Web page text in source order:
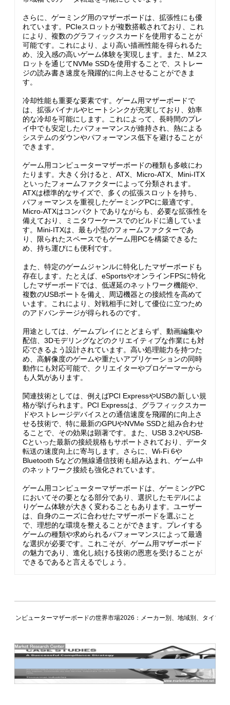
さらに、ゲーミング用のマザーボードは、拡張性にも優
れています。PCIeスロットが複数搭載されており、これ
により、複数のグラフィックスカードを使用することが
可能です。これにより、より高い描画性能を得られるた
め、没入感の高いゲーム体験を実現します。また、M.2ス
ロットを通じてNVMe SSDを使用することで、ストレー
ジの読み書き速度を飛躍的に向上させることができま
す。
冷却性能も重要な要素です。ゲーム用マザーボードで
は、拡張バイナルやヒートシンクが充実しており、効率
的な冷却を可能にします。これによって、長時間のプレ
イ中でも安定したパフォーマンスが維持され、熱による
システムのダウンやパフォーマンス低下を避けることが
できます。
ゲーム用コンピューターマザーボードの種類も多岐にわ
たります。大きく分けると、ATX、Micro-ATX、Mini-ITX
といったフォームファクターによって分類されます。
ATXは標準的なサイズで、多くの拡張スロットを持ち、
パフォーマンスを重視したゲーミングPCに最適です。
Micro-ATXはコンパクトでありながらも、必要な拡張性を
備えており、ミニタワーケースでのビルドに適していま
す。Mini-ITXは、最も小型のフォームファクターであ
り、限られたスペースでもゲーム用PCを構築できるた
め、持ち運びにも便利です。
また、特定のゲームジャンルに特化したマザーボードも
存在します。たとえば、eSportsやオンラインFPSに特化
したマザーボードでは、低遅延のネットワーク機能や、
複数のUSBポートを備え、周辺機器との接続性を高めて
います。これにより、対戦相手に対して優位に立つため
のアドバンテージが得られるのです。
用途としては、ゲームプレイにとどまらず、動画編集や
配信、3Dモデリングなどのクリエイティブな作業にも対
応できるよう設計されています。高い処理能力を持つた
め、高解像度のゲームや重たいアプリケーションの同時
動作にも対応可能で、クリエイターやプロゲーマーから
も人気があります。
関連技術としては、例えばPCI ExpressやUSBの新しい規
格が挙げられます。PCI Expressは、グラフィックスカー
ドやストレージデバイスとの通信速度を飛躍的に向上さ
せる技術で、特に最新のGPUやNVMe SSDと組み合わせ
ることで、その効果は顕著です。また、USB 3.2やUSB-
Cといった最新の接続規格もサポートされており、データ
転送の速度向上に寄与します。さらに、Wi-Fi 6や
Bluetooth 5などの無線通信技術も組み込まれ、ゲーム中
のネットワーク接続も強化されています。
ゲーム用コンピューターマザーボードは、ゲーミングPC
においてその要となる部分であり、選択したモデルによ
りゲーム体験が大きく変わることもあります。ユーザー
は、自身のニーズに合わせたマザーボードを選ぶこと
で、理想的な環境を整えることができます。プレイする
ゲームの種類や求められるパフォーマンスによって最適
な選択が必要です。これこそが、ゲーム用マザーボード
の魅力であり、進化し続ける技術の恩恵を受けることが
できるであると言えるでしょう。
用コンピューターマザーボードの世界市場2026：メーカー別、地域別、タイプ・